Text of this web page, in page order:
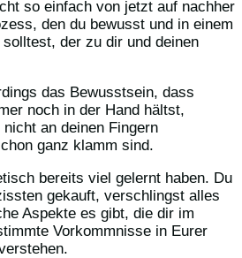
so einfach von jetzt auf nachher
den du bewusst und in einem
der zu dir und deinen
das Bewusstsein, dass
noch in der Hand hältst,
an deinen Fingern
ganz klamm sind.
bereits viel gelernt haben. Du
gekauft, verschlingst alles
Aspekte es gibt, die dir im
Vorkommnisse in Eurer